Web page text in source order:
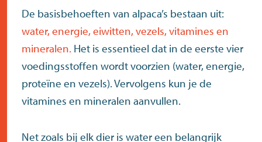
De basisbehoeften van alpaca’s bestaan uit:
water, energie, eiwitten, vezels, vitamines en
mineralen. Het is essentieel dat in de eerste vier
voedingsstoffen wordt voorzien (water, energie,
proteïne en vezels). Vervolgens kun je de
vitamines en mineralen aanvullen.
Net zoals bij elk dier is water een belangrijk